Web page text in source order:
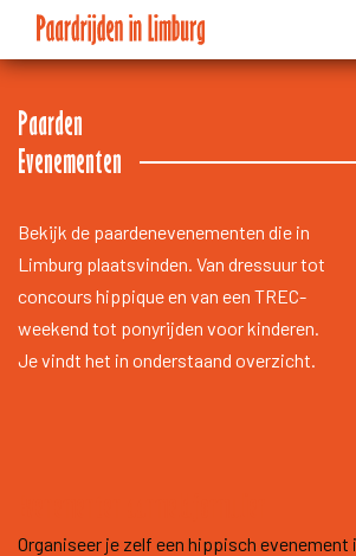
main
content
Paarden
Evenementen
Bekijk de paardenevenementen die in
Limburg plaatsvinden. Van dressuur tot
concours hippique en van een TREC-
weekend tot ponyrijden voor kinderen.
Je vindt het in onderstaand overzicht.
Organiseer je zelf een hippisch evenement